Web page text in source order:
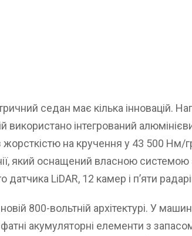
седан має кілька інновацій.
використано інтегрований
на кручення у 43 500 Нм/
який оснащений власною системою
датчика LiDAR, 12 камер і п’яти
800-вольтній архітектурі. У
акумуляторні елементи з